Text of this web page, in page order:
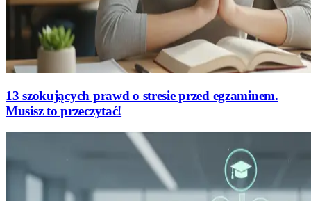
13 szokujących prawd o stresie przed egzaminem.
Musisz to przeczytać!